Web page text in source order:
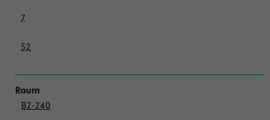
7
52
B2-240